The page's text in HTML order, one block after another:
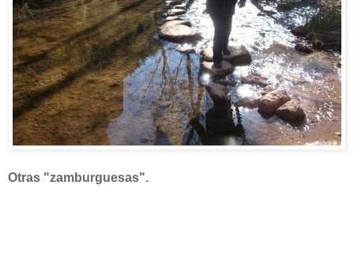
Otras "zamburguesas".